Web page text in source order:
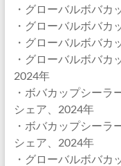
・グローバルボバカ
・グローバルボバカ
・グローバルボバカ
・グローバルボバカ
2024年
・ボバカップシーラ
シェア、2024年
・ボバカップシーラ
シェア、2024年
・グローバルボバカ